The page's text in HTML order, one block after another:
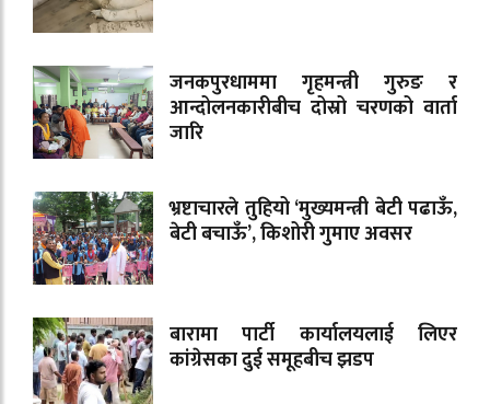
जनकपुरधाममा गृहमन्त्री गुरुङ र
आन्दोलनकारीबीच दोस्रो चरणको वार्ता
जारि
भ्रष्टाचारले तुहियो ‘मुख्यमन्त्री बेटी पढाऊँ,
बेटी बचाऊँ’, किशोरी गुमाए अवसर
बारामा पार्टी कार्यालयलाई लिएर
कांग्रेसका दुई समूहबीच झडप